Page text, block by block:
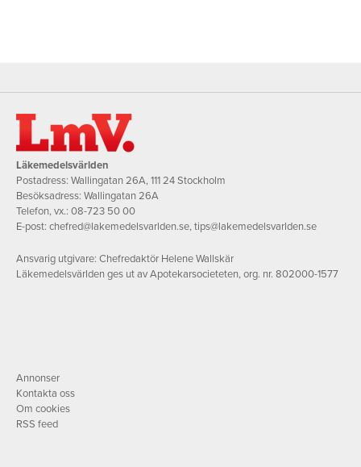
Läkemedelsvärlden
Postadress: Wallingatan 26A, 111 24 Stockholm
Besöksadress: Wallingatan 26A
Telefon, vx.: 08-723 50 00
E-post: chefred@lakemedelsvarlden.se,tips@lakemedelsvarlden.se
Ansvarig utgivare: Chefredaktör Helene Wallskär
Läkemedelsvärlden ges ut av Apotekarsocieteten, org. nr. 802000-1577
Annonser
Kontakta oss
Om cookies
RSS feed